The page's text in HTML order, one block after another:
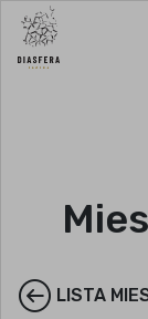
LISTA